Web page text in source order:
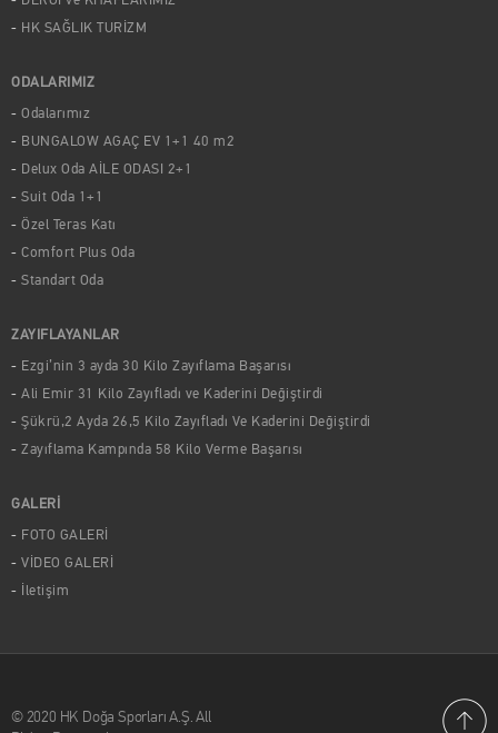
HK SAĞLIK TURİZM
ODALARIMIZ
Odalarımız
BUNGALOW AGAÇ EV 1+1 40 m2
Delux Oda AİLE ODASI 2+1
Suit Oda 1+1
Özel Teras Katı
Comfort Plus Oda
Standart Oda
ZAYIFLAYANLAR
Ezgi’nin 3 ayda 30 Kilo Zayıflama Başarısı
Ali Emir 31 Kilo Zayıfladı ve Kaderini Değiştirdi
Şükrü,2 Ayda 26,5 Kilo Zayıfladı Ve Kaderini Değiştirdi
Zayıflama Kampında 58 Kilo Verme Başarısı
GALERİ
FOTO GALERİ
VİDEO GALERİ
İletişim
© 2020 HK Doğa Sporları A.Ş. All